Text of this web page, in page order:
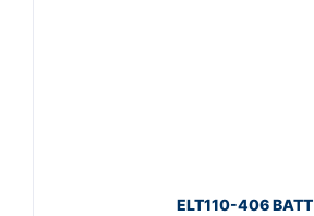
ELT110-406 BATT